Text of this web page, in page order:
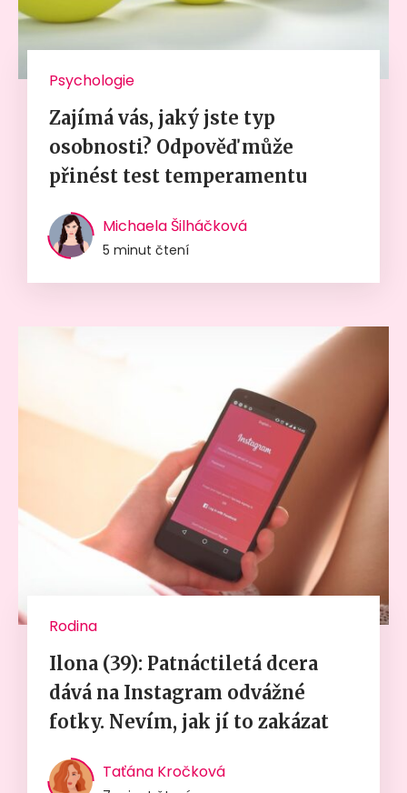
Psychologie
Zajímá vás, jaký jste typ
osobnosti? Odpověď může
přinést test temperamentu
Michaela Šilháčková
5 minut čtení
Rodina
Ilona (39): Patnáctiletá dcera
dává na Instagram odvážné
fotky. Nevím, jak jí to zakázat
Taťána Kročková